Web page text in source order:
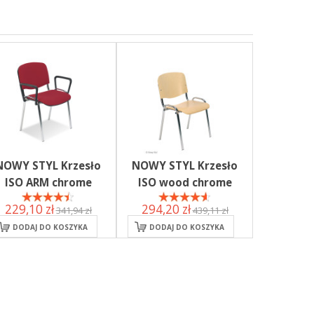
STYL Krzesło
ISO ARM chrome
229,10 zł341,94 zł
DODAJ DO KOSZYKA
NOWY STYL Krzesło
ISO wood chrome
294,20 zł439,11 zł
DODAJ DO KOSZYKA